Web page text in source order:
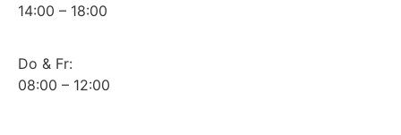
14:00 – 18:00
Do & Fr:
08:00 – 12:00